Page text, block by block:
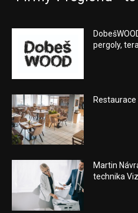
pergoly,
Martin
technika